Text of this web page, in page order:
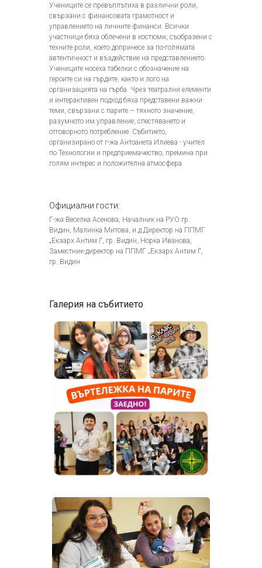
Учениците се превъплътиха в различни роли,
свързани с финансовата грамотност и
управлението на личните финанси. Всички
участници бяха облечени в костюми, съобразени с
техните роли, което допринесе за по-голямата
автентичност и въздействие на представлението.
Учениците носеха табелки с обозначение на
героите си на гърдите, както и лого на
организацията на гърба. Чрез театрални елементи
и интерактивен подход бяха представени важни
теми, свързани с парите – тяхното значение,
разумното им управление, спестяването и
отговорното потребление. Събитието,
организирано от г-жа Антоанета Илиева - учител
по Технологии и предприемачество, премина при
голям интерес и положителна атмосфера.
Официални гости:
Г-жа Веселка Асенова, Началник на РУО гр.
Видин, Малинка Митова, и.д.Директор на ППМГ
„Екзарх Антим I“, гр. Видин, Норка Иванова,
Заместник-директор на ППМГ „Екзарх Антим I“,
гр. Видин
Галерия на събитието